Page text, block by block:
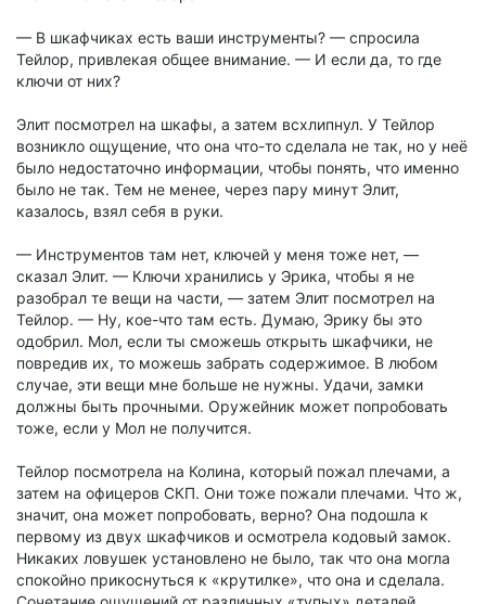
— В шкафчиках есть ваши инструменты? — спросила
Тейлор, привлекая общее внимание. — И если да, то где
ключи от них?
Элит посмотрел на шкафы, а затем всхлипнул. У Тейлор
возникло ощущение, что она что-то сделала не так, но у неё
было недостаточно информации, чтобы понять, что именно
было не так. Тем не менее, через пару минут Элит,
казалось, взял себя в руки.
— Инструментов там нет, ключей у меня тоже нет, —
сказал Элит. — Ключи хранились у Эрика, чтобы я не
разобрал те вещи на части, — затем Элит посмотрел на
Тейлор. — Ну, кое-что там есть. Думаю, Эрику бы это
одобрил. Мол, если ты сможешь открыть шкафчики, не
повредив их, то можешь забрать содержимое. В любом
случае, эти вещи мне больше не нужны. Удачи, замки
должны быть прочными. Оружейник может попробовать
тоже, если у Мол не получится.
Тейлор посмотрела на Колина, который пожал плечами, а
затем на офицеров СКП. Они тоже пожали плечами. Что ж,
значит, она может попробовать, верно? Она подошла к
первому из двух шкафчиков и осмотрела кодовый замок.
Никаких ловушек установлено не было, так что она могла
спокойно прикоснуться к «крутилке», что она и сделала.